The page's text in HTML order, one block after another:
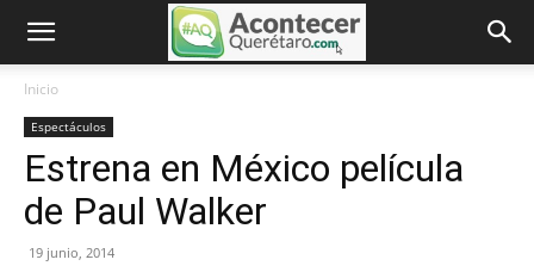
Inicio
Espectáculos
Estrena en México película
de Paul Walker
19 junio, 2014